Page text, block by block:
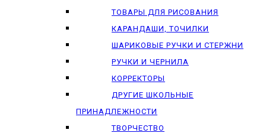
ТОВАРЫ ДЛЯ РИСОВАНИЯ
КАРАНДАШИ, ТОЧИЛКИ
ШАРИКОВЫЕ РУЧКИ И СТЕРЖНИ
РУЧКИ И ЧЕРНИЛА
КОРРЕКТОРЫ
ДРУГИЕ ШКОЛЬНЫЕ
ПРИНАДЛЕЖНОСТИ
ТВОРЧЕСТВО